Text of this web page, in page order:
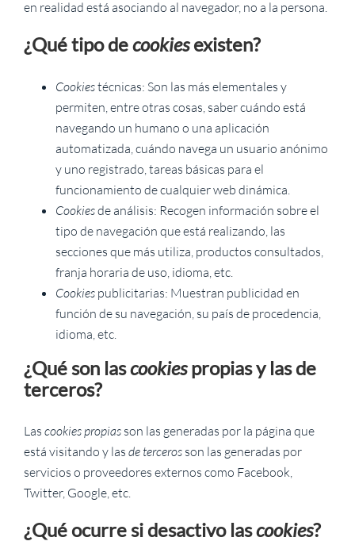
en realidad está asociando al navegador, no a la persona.
¿Qué tipo decookiesexisten?
Cookiestécnicas: Son las más elementales y
permiten, entre otras cosas, saber cuándo está
navegando un humano o una aplicación
automatizada, cuándo navega un usuario anónimo
y uno registrado, tareas básicas para el
funcionamiento de cualquier web dinámica.
Cookiesde análisis: Recogen información sobre el
tipo de navegación que está realizando, las
secciones que más utiliza, productos consultados,
franja horaria de uso, idioma, etc.
Cookies publicitarias: Muestran publicidad en
función de su navegación, su país de procedencia,
idioma, etc.
¿Qué son lascookiespropias y las de
terceros?
Las cookies propias son las generadas por la página que
está visitando y las de terceros son las generadas por
servicios o proveedores externos como Facebook,
Twitter, Google, etc.
¿Qué ocurre si desactivo lascookies?